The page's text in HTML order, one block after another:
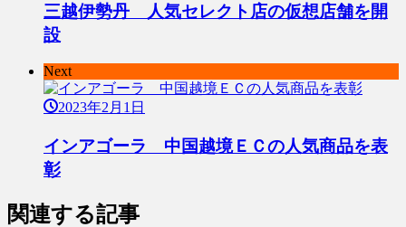
三越伊勢丹 人気セレクト店の仮想店舗を開
設
Next
2023年2月1日
インアゴーラ 中国越境ＥＣの人気商品を表
彰
関連する記事